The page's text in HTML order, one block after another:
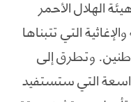
الهلال الأحمر
التي تتبناها
وتطرق إلى
التي ستستفيد